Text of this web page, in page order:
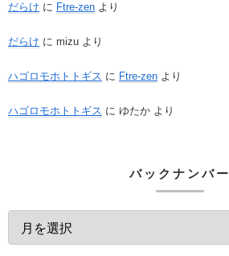
だらけ に Ftre-zen より
だらけ に mizu より
ハゴロモホトトギス に Ftre-zen より
ハゴロモホトトギス に ゆたか より
バックナンバー